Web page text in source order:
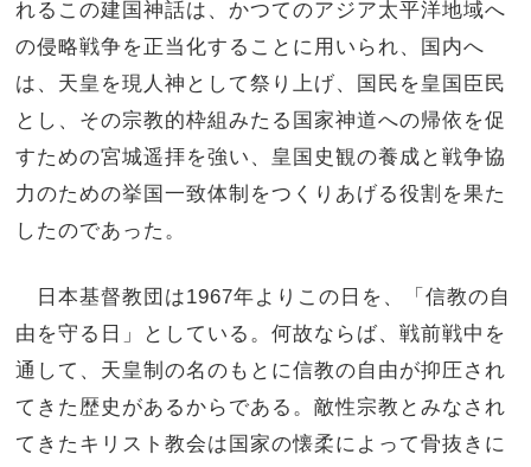
れるこの建国神話は、かつてのアジア太平洋地域へ
の侵略戦争を正当化することに用いられ、国内へ
は、天皇を現人神として祭り上げ、国民を皇国臣民
とし、その宗教的枠組みたる国家神道への帰依を促
すための宮城遥拝を強い、皇国史観の養成と戦争協
力のための挙国一致体制をつくりあげる役割を果た
したのであった。
日本基督教団は1967年よりこの日を、「信教の自
由を守る日」としている。何故ならば、戦前戦中を
通して、天皇制の名のもとに信教の自由が抑圧され
てきた歴史があるからである。敵性宗教とみなされ
てきたキリスト教会は国家の懐柔によって骨抜きに